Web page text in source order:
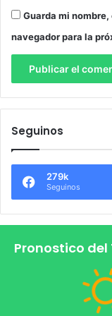
Guarda mi
navegador para la
Seguinos
279k
Seguinos
Pronostico del